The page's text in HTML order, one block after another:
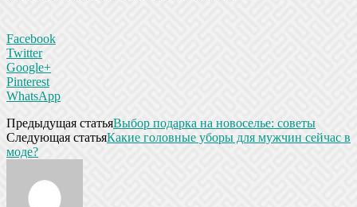
Facebook
Twitter
Google+
Pinterest
WhatsApp
Предыдущая статьяВыбор подарка на новоселье: советы
Следующая статьяКакие головные уборы для мужчин сейчас в
моде?